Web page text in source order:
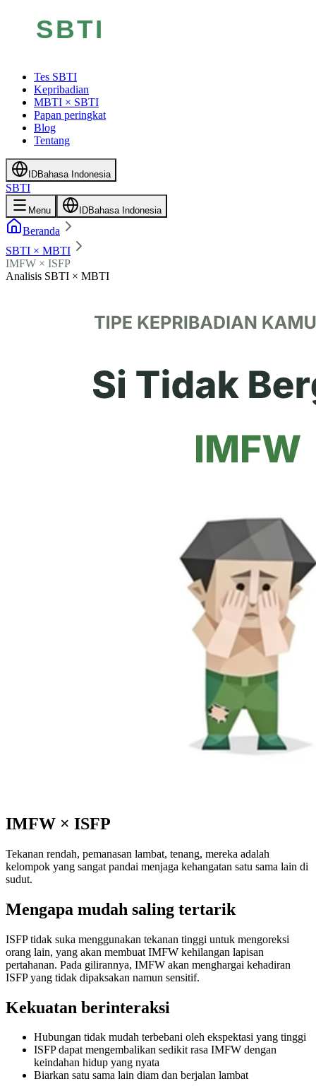
Tes SBTI
Kepribadian
MBTI × SBTI
Papan peringkat
Blog
Tentang
IDBahasa Indonesia
SBTI
Menu IDBahasa Indonesia
Beranda
SBTI × MBTI
IMFW × ISFP
Analisis SBTI × MBTI
IMFW × ISFP
Tekanan rendah, pemanasan lambat, tenang, mereka adalah
kelompok yang sangat pandai menjaga kehangatan satu sama lain di
sudut.
Mengapa mudah saling tertarik
ISFP tidak suka menggunakan tekanan tinggi untuk mengoreksi
orang lain, yang akan membuat IMFW kehilangan lapisan
pertahanan. Pada gilirannya, IMFW akan menghargai kehadiran
ISFP yang tidak dipaksakan namun sensitif.
Kekuatan berinteraksi
Hubungan tidak mudah terbebani oleh ekspektasi yang tinggi
ISFP dapat mengembalikan sedikit rasa IMFW dengan
keindahan hidup yang nyata
Biarkan satu sama lain diam dan berjalan lambat